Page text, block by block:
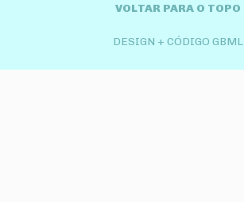
VOLTAR PARA O TOPO
DESIGN + CÓDIGO GBML